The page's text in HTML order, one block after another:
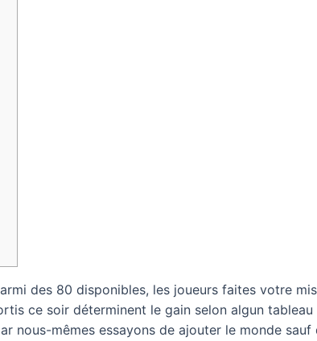
des 80 disponibles, les joueurs faites votre
ce soir déterminent le gain selon algun
nous-mêmes essayons de ajouter le monde